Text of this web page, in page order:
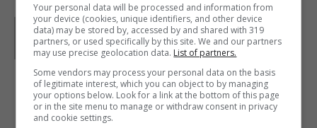
Parole diKati Irrente
Giornalista poliedrica scrivo per il web dal 2008. Sono
appassionata del vivere green e della buona cucina,
divido il tempo libero tra musica, cinema e fumetti
d’autore.
IN PRIMO PIANO
Your personal data will be processed and information from
your device (cookies, unique identifiers, and other device
data) may be stored by, accessed by and shared with 319
partners, or used specifically by this site. We and our partners
may use precise geolocation data. List of partners.
Some vendors may process your personal data on the basis
of legitimate interest, which you can object to by managing
your options below. Look for a link at the bottom of this page
or in the site menu to manage or withdraw consent in privacy
and cookie settings.